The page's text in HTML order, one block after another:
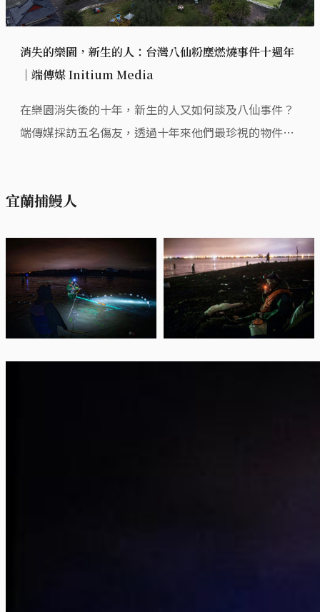
消失的樂園，新生的人：台灣八仙粉塵燃燒事件十週年
｜端傳媒 Initium Media
在樂園消失後的十年，新生的人又如何談及八仙事件？
端傳媒採訪五名傷友，透過十年來他們最珍視的物件，
宜蘭捕鰻人